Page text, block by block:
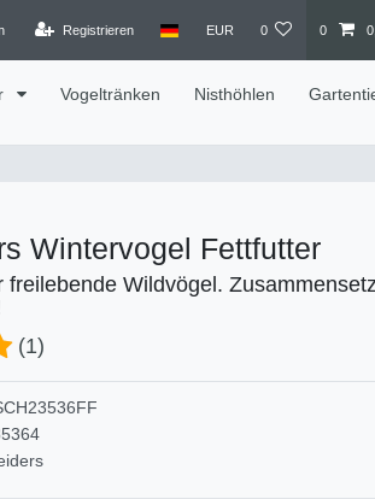
Registrieren EUR 0 0
Vogeltränken Nisthöhlen
Wintervogel Fettfutter
freilebende Wildvögel.
(1)